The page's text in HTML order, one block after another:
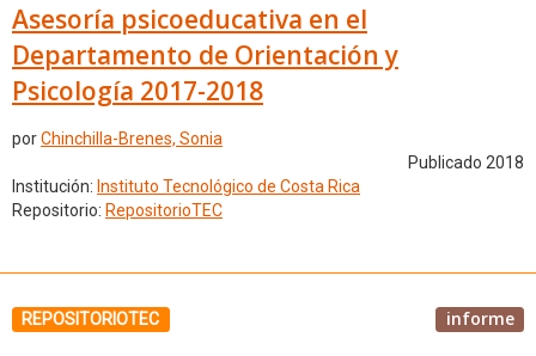
Asesoría psicoeducativa en el
Departamento de Orientación y
Psicología 2017-2018
porChinchilla-Brenes, Sonia
Publicado 2018
Institución: Instituto Tecnológico de Costa Rica
Repositorio: RepositorioTEC
REPOSITORIOTEC informe